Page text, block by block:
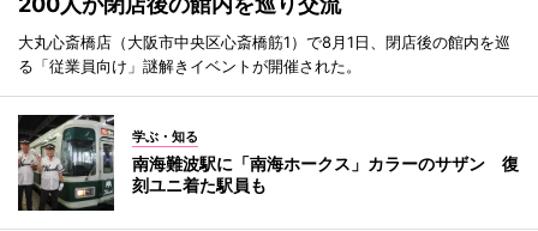
大丸心斎橋店（大阪市中央区心斎橋筋1）で8月1日、閉店後の館内を巡
る「従業員向け」謎解きイベントが開催された。
学ぶ・知る
南海難波駅に「南海ホークス」カラーのサザン 復
刻ユニ着た駅員も